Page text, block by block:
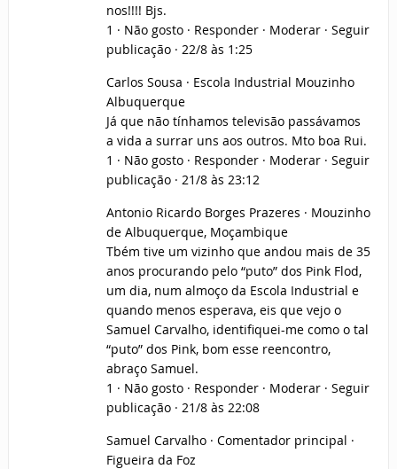
nos!!!! Bjs.
1 · Não gosto · Responder · Moderar · Seguir
publicação · 22/8 às 1:25
Carlos Sousa · Escola Industrial Mouzinho
Albuquerque
Já que não tínhamos televisão passávamos
a vida a surrar uns aos outros. Mto boa Rui.
1 · Não gosto · Responder · Moderar · Seguir
publicação · 21/8 às 23:12
Antonio Ricardo Borges Prazeres · Mouzinho
de Albuquerque, Moçambique
Tbém tive um vizinho que andou mais de 35
anos procurando pelo “puto” dos Pink Flod,
um dia, num almoço da Escola Industrial e
quando menos esperava, eis que vejo o
Samuel Carvalho, identifiquei-me como o tal
“puto” dos Pink, bom esse reencontro,
abraço Samuel.
1 · Não gosto · Responder · Moderar · Seguir
publicação · 21/8 às 22:08
Samuel Carvalho · Comentador principal ·
Figueira da Foz